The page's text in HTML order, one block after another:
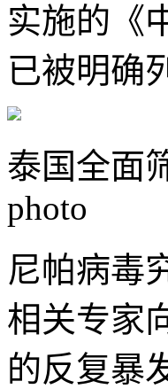
实施的《
已被明确
泰国全面
photo
尼帕病毒
相关专家
的反复暴